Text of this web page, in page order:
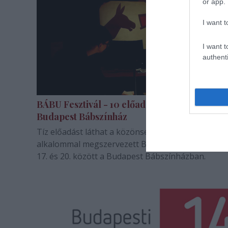
I want
I want
BÁBU Fesztivál - 10 előadással vár a
Budapest Bábszínház
Tíz előadást láthat a közönség az idén ötödik
alkalommal megszervezett BÁBU Fesztiválon
17. és 20. között a Budapest Bábszínházban.